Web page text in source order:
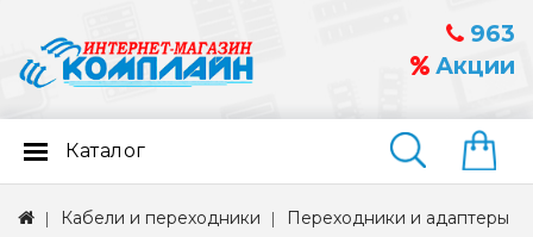
963
Акции
Найти
Каталог
Кабели и переходники
Переходники и адаптеры